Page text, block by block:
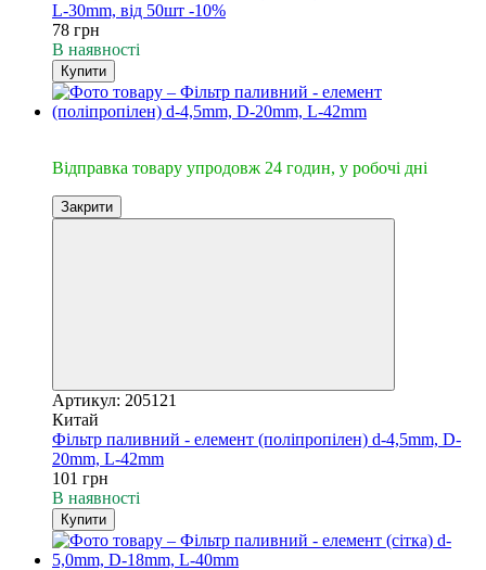
L-30mm, від 50шт -10%
78 грн
В наявності
Купити
Відправка товару упродовж 24 годин, у робочі дні
Закрити
Артикул: 205121
Китай
Фільтр паливний - елемент (поліпропілен) d-4,5mm, D-
20mm, L-42mm
101 грн
В наявності
Купити